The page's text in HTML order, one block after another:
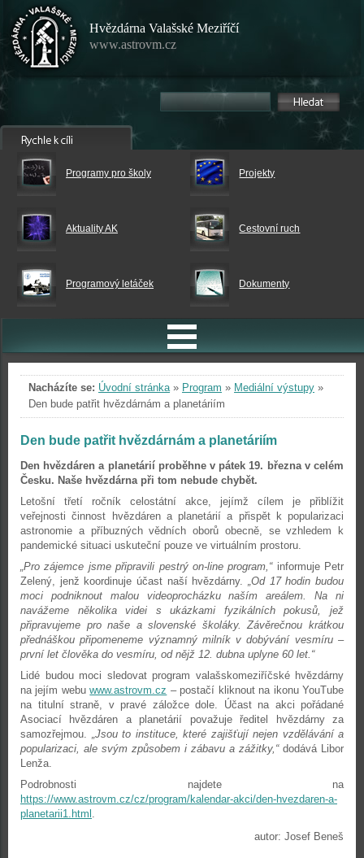
Hvězdárna Valašské Meziříčí
www.astrovm.cz
Programy pro školy Projekty
Aktuality AK Cestovní ruch
Programový letáček Dokumenty
Nacházíte se: Úvodní stránka» Program » Mediální výstupy »
Den bude patřit hvězdárnám a planetáriím
Den bude patřit hvězdárnám a planetáriím
Den hvězdáren a planetárií proběhne v pátek 19. března v celém
Česku. Naše hvězdárna při tom nebude chybět.
Letošní třetí ročník celostátní akce, jejímž cílem je přiblížit
veřejnosti činnost hvězdáren a planetárií a přispět k popularizaci
astronomie a příbuzných vědních oborů obecně, se vzhledem k
pandemické situaci uskuteční pouze ve virtuálním prostoru.
„Pro zájemce jsme připravili pestrý on-line program,“informuje Petr
Zelený, jenž koordinuje účast naší hvězdárny. „Od 17 hodin budou
moci podniknout malou videoprocházku naším areálem. Na ni
navážeme několika videi s ukázkami fyzikálních pokusů, jež
připravujeme pro naše a slovenské školáky. Závěrečnou krátkou
přednáškou připomeneme významný milník v dobývání vesmíru –
první let člověka do vesmíru, od nějž 12. dubna uplyne 60 let.“
Lidé budou moci sledovat program valašskomeziříčské hvězdárny
na jejím webuwww.astrovm.cz – postačí kliknout na ikonu YouTube
na titulní straně, v pravé záložce dole. Účast na akci pořádané
Asociací hvězdáren a planetárií považuje ředitel hvězdárny za
samozřejmou. „Jsou to instituce, které zajišťují nejen vzdělávání a
popularizaci, ale svým způsobem i zábavu a zážitky,“dodává Libor
Lenža.
Podrobnosti najdete na
https://www.astrovm.cz/cz/program/kalendar-akci/den-hvezdaren-a-
planetarii1.html .
autor: Josef Beneš